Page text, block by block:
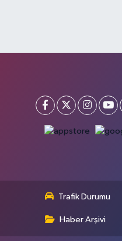
Trafik Durumu
Haber Arşivi